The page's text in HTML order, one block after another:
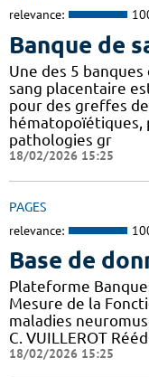
relevance:
Banque de
Une des 5
sang placentaire
pour des greffes
hématopoïétiques,
pathologies gr
18/02/2026 15:25
PAGES
relevance:
Base de
Plateforme
Mesure de la
maladies
C. VUILLEROT
18/02/2026 15:25